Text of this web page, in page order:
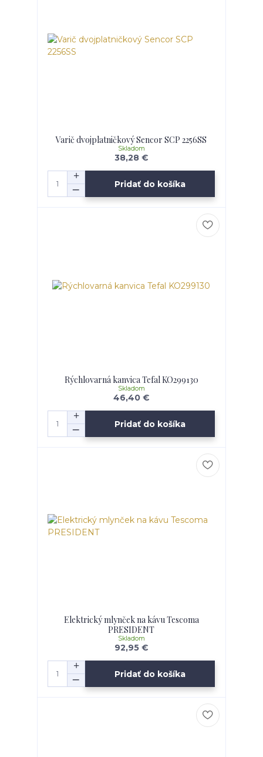
Varič dvojplatničkový Sencor SCP 2256SS
38,28 €
Skladom
Pridať do košíka
Rýchlovarná kanvica Tefal KO299130
46,40 €
Skladom
Pridať do košíka
Elektrický mlynček na kávu Tescoma
PRESIDENT
92,95 €
Skladom
Pridať do košíka